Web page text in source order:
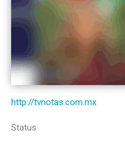
http://tvnotas.com.mx
Status